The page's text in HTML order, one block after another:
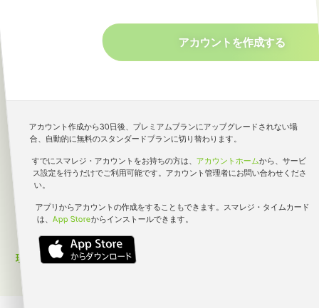
アカウント作成から30日後、プレミアムプランにアップグレードされない場
合、自動的に無料のスタンダードプランに切り替わります。
すでにスマレジ・アカウントをお持ちの方は、 アカウントホームから、サービ
ス設定を行うだけでご利用可能です。アカウント管理者にお問い合わせくださ
い。
アプリからアカウントの作成をすることもできます。スマレジ・タイムカード
は、App Storeからインストールできます。
シフト組むなら！
初期費用無料で始めるクラウド勤怠管理システム
資料ダウンロード
【シフト管理におすすめ】スマレジ・タイムカードのシフト管
理機能